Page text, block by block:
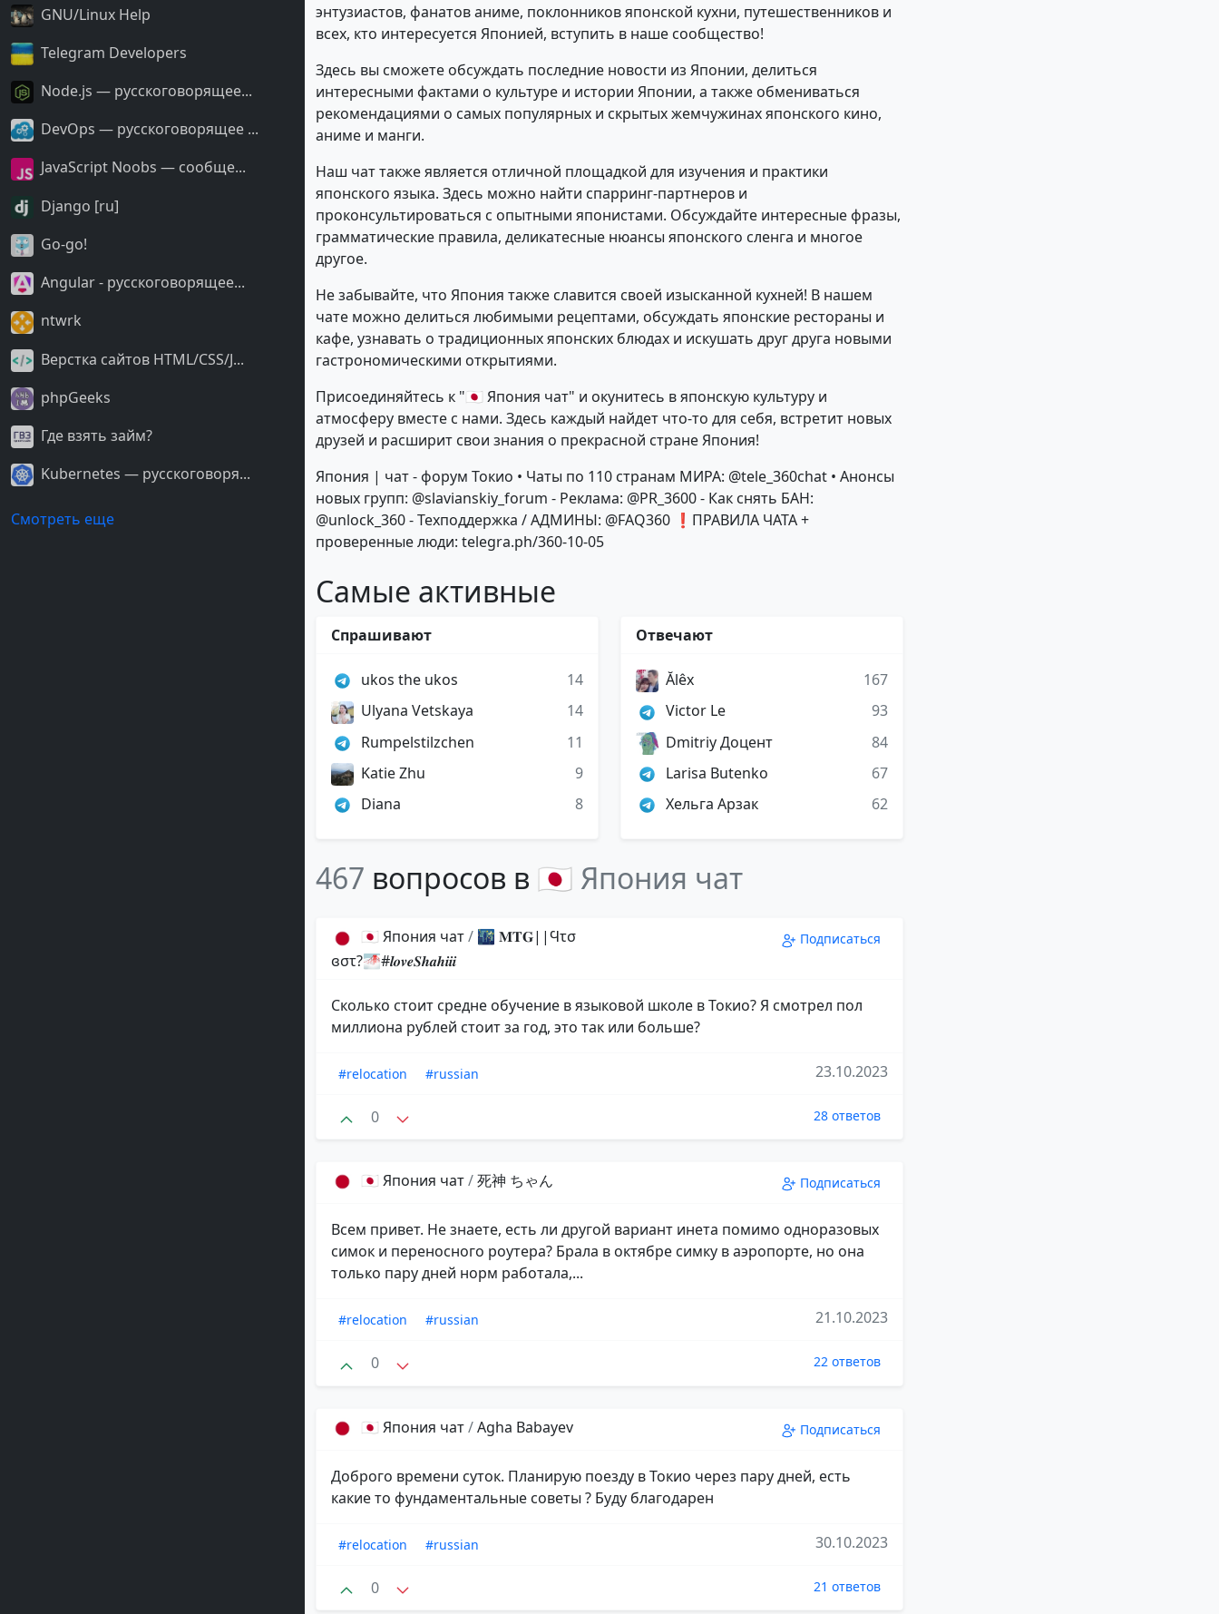
GNU/Linux Help
Telegram Developers
Node.js — русскоговорящее...
DevOps — русскоговорящее ...
JavaScript Noobs — сообще...
Django [ru]
Go-go!
Angular - русскоговорящее...
ntwrk
Верстка сайтов HTML/CSS/J...
phpGeeks
Где взять займ?
Kubernetes — русскоговоря...
Смотреть еще
энтузиастов, фанатов аниме, поклонников японской кухни, путешественников и
всех, кто интересуется Японией, вступить в наше сообщество!
Здесь вы сможете обсуждать последние новости из Японии, делиться
интересными фактами о культуре и истории Японии, а также обмениваться
рекомендациями о самых популярных и скрытых жемчужинах японского кино,
аниме и манги.
Наш чат также является отличной площадкой для изучения и практики
японского языка. Здесь можно найти спарринг-партнеров и
проконсультироваться с опытными японистами. Обсуждайте интересные фразы,
грамматические правила, деликатесные нюансы японского сленга и многое
другое.
Не забывайте, что Япония также славится своей изысканной кухней! В нашем
чате можно делиться любимыми рецептами, обсуждать японские рестораны и
кафе, узнавать о традиционных японских блюдах и искушать друг друга новыми
гастрономическими открытиями.
Присоединяйтесь к "🇯🇵 Япония чат" и окунитесь в японскую культуру и
атмосферу вместе с нами. Здесь каждый найдет что-то для себя, встретит новых
друзей и расширит свои знания о прекрасной стране Япония!
Япония | чат - форум Токио • Чаты по 110 странам МИРА: @tele_360chat • Анонсы
новых групп: @slavianskiy_forum - Реклама: @PR_3600 - Как снять БАН:
@unlock_360 - Техподдержка / АДМИНЫ: @FAQ360 ❗ПРАВИЛА ЧАТА +
проверенные люди: telegra.ph/360-10-05
Самые активные
Спрашивают
ukos the ukos
14
Ulyana Vetskaya
14
Rumpelstilzchen
11
Katie Zhu
9
Diana
8
Отвечают
Ălêx
167
Victor Le
93
Dmitriy Доцент
84
Larisa Butenko
67
Хельга Арзак
62
467 вопросов в 🇯🇵 Япония чат
🇯🇵 Япония чат/ 🌃 𝐌𝐓𝐆||Ϥτσ
ɞστ?🌁#𝒍𝒐𝒗𝒆𝑺𝒉𝒂𝒉𝒊𝒊𝒊
Подписаться
Сколько стоит средне обучение в языковой школе в Токио? Я смотрел пол
миллиона рублей стоит за год, это так или больше?
#relocation #russian 23.10.2023
0 28 ответов
🇯🇵 Япония чат/死神 ちゃん Подписаться
Всем привет. Не знаете, есть ли другой вариант инета помимо одноразовых
симок и переносного роутера? Брала в октябре симку в аэропорте, но она
только пару дней норм работала,...
#relocation #russian 21.10.2023
0 22 ответов
🇯🇵 Япония чат/Agha Babayev Подписаться
Доброго времени суток. Планирую поезду в Токио через пару дней, есть
какие то фундаментальные советы ? Буду благодарен
#relocation #russian 30.10.2023
0 21 ответов